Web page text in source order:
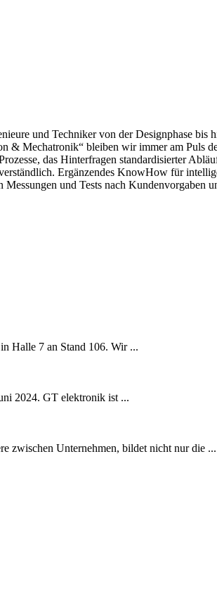
und Techniker von der Designphase bis
& Mechatronik“ bleiben wir immer am Puls
das Hinterfragen standardisierter
Ergänzendes KnowHow für
und Tests nach Kundenvorgaben
Halle 7 an Stand 106. Wir ...
2024. GT elektronik ist ...
zwischen Unternehmen, bildet nicht nur die ...